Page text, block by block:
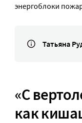
энергоблоки
Татьяна
«С
как